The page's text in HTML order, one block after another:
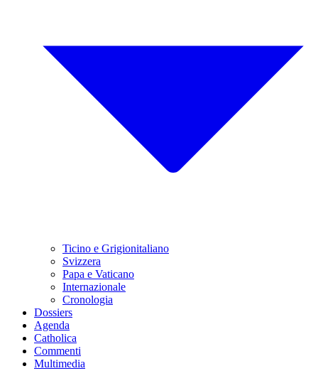
Ticino e Grigionitaliano
Svizzera
Papa e Vaticano
Internazionale
Cronologia
Dossiers
Agenda
Catholica
Commenti
Multimedia